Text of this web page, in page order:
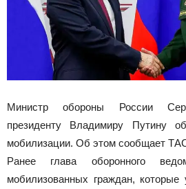
Министр обороны России
президенту Владимиру Путину
мобилизации. Об этом сообщает
Ранее глава оборонного
мобилизованных граждан,